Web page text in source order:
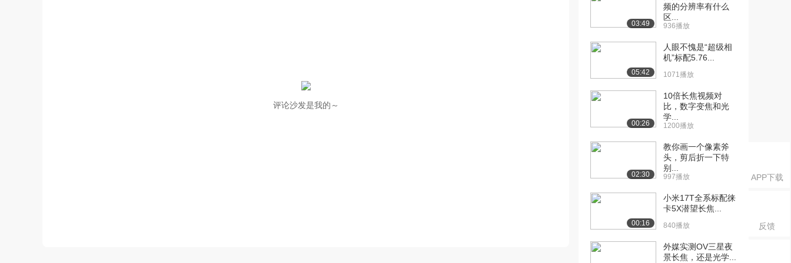
APP下载
反馈
评论沙发是我的～
03:49
频的分辨率有什么
区...
936播放
05:42
人眼不愧是“超级相
机”标配5.76...
1071播放
00:26
10倍长焦视频对
比，数字变焦和光
学...
1200播放
02:30
教你画一个像素斧
头，剪后折一下特
别...
997播放
00:16
小米17T全系标配徕
卡5X潜望长焦...
840播放
外媒实测OV三星夜
景长焦，还是光学...